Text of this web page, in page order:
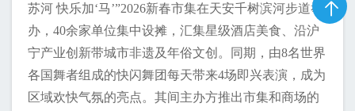
苏河 快乐加‘马’”2026新春市集在天安千树滨河步道举
办，40余家单位集中设摊，汇集星级酒店美食、沿沪
宁产业创新带城市非遗及年俗文创。同期，由8名世界
各国舞者组成的快闪舞团每天带来4场即兴表演，成为
区域欢快气氛的亮点。其间主办方推出市集和商场的